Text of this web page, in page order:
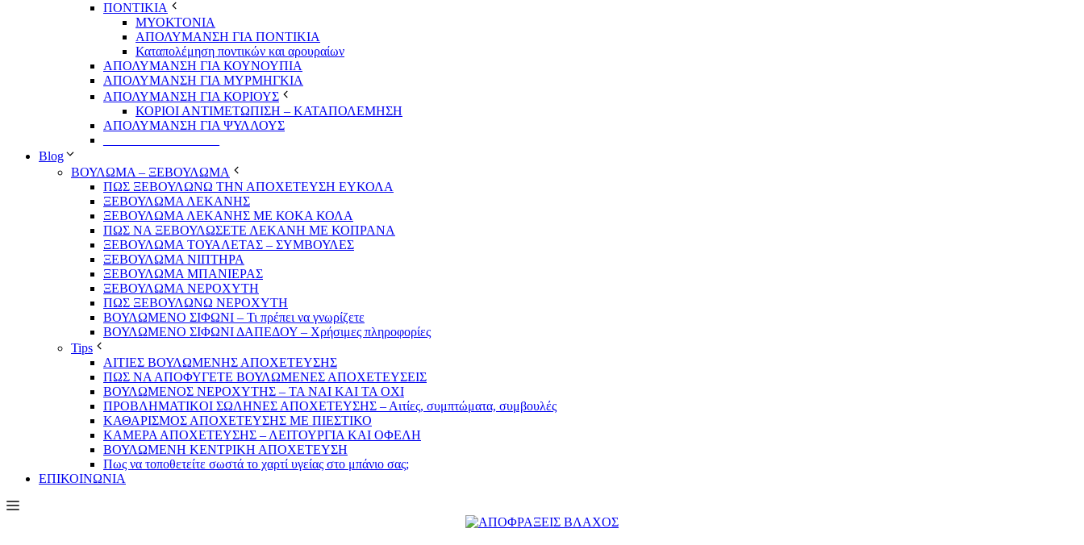
ΠΟΝΤΙΚΙΑ
ΜΥΟΚΤΟΝΙΑ
ΑΠΟΛΥΜΑΝΣΗ ΓΙΑ ΠΟΝΤΙΚΙΑ
Καταπολέμηση ποντικών και αρουραίων
ΑΠΟΛΥΜΑΝΣΗ ΓΙΑ ΚΟΥΝΟΥΠΙΑ
ΑΠΟΛΥΜΑΝΣΗ ΓΙΑ ΜΥΡΜΗΓΚΙΑ
ΑΠΟΛΥΜΑΝΣΗ ΓΙΑ ΚΟΡΙΟΥΣ
ΚΟΡΙΟΙ ΑΝΤΙΜΕΤΩΠΙΣΗ – ΚΑΤΑΠΟΛΕΜΗΣΗ
ΑΠΟΛΥΜΑΝΣΗ ΓΙΑ ΨΥΛΛΟΥΣ
Blog
ΒΟΥΛΩΜΑ – ΞΕΒΟΥΛΩΜΑ
ΠΩΣ ΞΕΒΟΥΛΩΝΩ ΤΗΝ ΑΠΟΧΕΤΕΥΣΗ ΕΥΚΟΛΑ
ΞΕΒΟΥΛΩΜΑ ΛΕΚΑΝΗΣ
ΞΕΒΟΥΛΩΜΑ ΛΕΚΑΝΗΣ ΜΕ ΚΟΚΑ ΚΟΛΑ
ΠΩΣ ΝΑ ΞΕΒΟΥΛΩΣΕΤΕ ΛΕΚΑΝΗ ΜΕ ΚΟΠΡΑΝΑ
ΞΕΒΟΥΛΩΜΑ ΤΟΥΑΛΕΤΑΣ – ΣΥΜΒΟΥΛΕΣ
ΞΕΒΟΥΛΩΜΑ ΝΙΠΤΗΡΑ
ΞΕΒΟΥΛΩΜΑ ΜΠΑΝΙΕΡΑΣ
ΞΕΒΟΥΛΩΜΑ ΝΕΡΟΧΥΤΗ
ΠΩΣ ΞΕΒΟΥΛΩΝΩ ΝΕΡΟΧΥΤΗ
ΒΟΥΛΩΜΕΝΟ ΣΙΦΩΝΙ – Τι πρέπει να γνωρίζετε
ΒΟΥΛΩΜΕΝΟ ΣΙΦΩΝΙ ΔΑΠΕΔΟΥ – Χρήσιμες πληροφορίες
Tips
ΑΙΤΙΕΣ ΒΟΥΛΩΜΕΝΗΣ ΑΠΟΧΕΤΕΥΣΗΣ
ΠΩΣ ΝΑ ΑΠΟΦΥΓΕΤΕ ΒΟΥΛΩΜΕΝΕΣ ΑΠΟΧΕΤΕΥΣΕΙΣ
ΒΟΥΛΩΜΕΝΟΣ ΝΕΡΟΧΥΤΗΣ – TA NAI KAI TA OXI
ΠΡΟΒΛΗΜΑΤIKOI ΣΩΛΗΝΕΣ ΑΠΟΧΕΤΕΥΣΗΣ – Αιτίες, συμπτώματα, συμβουλές
ΚΑΘΑΡΙΣΜΟΣ ΑΠΟΧΕΤΕΥΣΗΣ ΜΕ ΠΙΕΣΤΙΚΟ
ΚΑΜΕΡΑ ΑΠΟΧΕΤΕΥΣΗΣ – ΛΕΙΤΟΥΡΓΙΑ ΚΑΙ ΟΦΕΛΗ
ΒΟΥΛΩΜΕΝΗ ΚΕΝΤΡΙΚΗ ΑΠΟΧΕΤΕΥΣΗ
Πως να τοποθετείτε σωστά το χαρτί υγείας στο μπάνιο σας;
ΕΠΙΚΟΙΝΩΝΙΑ